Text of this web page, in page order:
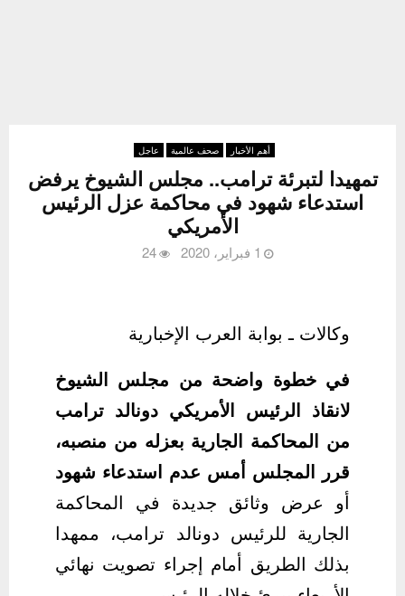
أهم الأخبار صحف عالمية عاجل
تمهيدا لتبرئة ترامب.. مجلس الشيوخ يرفض
استدعاء شهود في محاكمة عزل الرئيس
الأمريكي
1 فبراير، 2020 24
وكالات ـ بوابة العرب الإخبارية
في خطوة واضحة من مجلس الشيوخ
لانقاذ الرئيس الأمريكي دونالد ترامب
من المحاكمة الجارية بعزله من منصبه،
قرر المجلس أمس عدم استدعاء شهود
أو عرض وثائق جديدة في المحاكمة
الجارية للرئيس دونالد ترامب، ممهدا
بذلك الطريق أمام إجراء تصويت نهائي